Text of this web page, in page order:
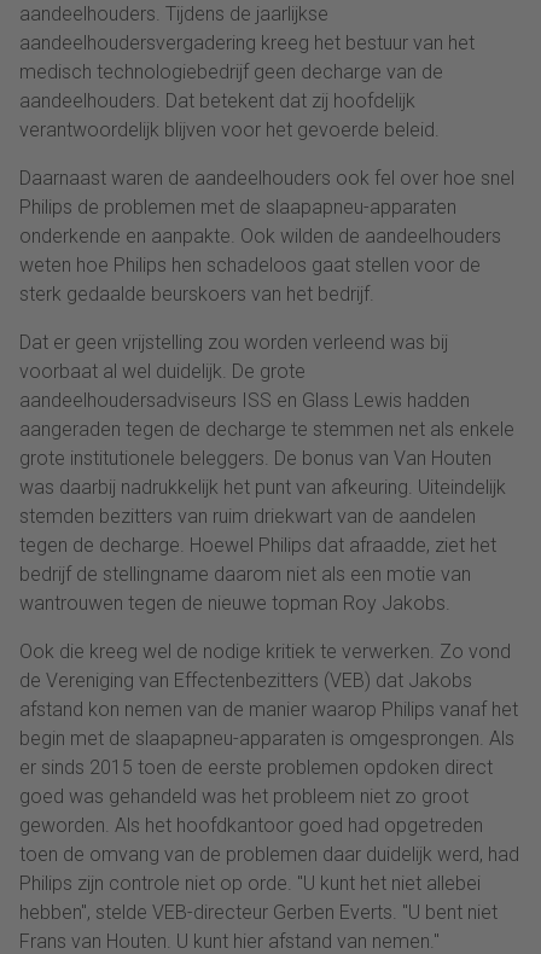
aandeelhouders. Tijdens de jaarlijkse
aandeelhoudersvergadering kreeg het bestuur van het
medisch technologiebedrijf geen decharge van de
aandeelhouders. Dat betekent dat zij hoofdelijk
verantwoordelijk blijven voor het gevoerde beleid.
Daarnaast waren de aandeelhouders ook fel over hoe snel
Philips de problemen met de slaapapneu-apparaten
onderkende en aanpakte. Ook wilden de aandeelhouders
weten hoe Philips hen schadeloos gaat stellen voor de
sterk gedaalde beurskoers van het bedrijf.
Dat er geen vrijstelling zou worden verleend was bij
voorbaat al wel duidelijk. De grote
aandeelhoudersadviseurs ISS en Glass Lewis hadden
aangeraden tegen de decharge te stemmen net als enkele
grote institutionele beleggers. De bonus van Van Houten
was daarbij nadrukkelijk het punt van afkeuring. Uiteindelijk
stemden bezitters van ruim driekwart van de aandelen
tegen de decharge. Hoewel Philips dat afraadde, ziet het
bedrijf de stellingname daarom niet als een motie van
wantrouwen tegen de nieuwe topman Roy Jakobs.
Ook die kreeg wel de nodige kritiek te verwerken. Zo vond
de Vereniging van Effectenbezitters (VEB) dat Jakobs
afstand kon nemen van de manier waarop Philips vanaf het
begin met de slaapapneu-apparaten is omgesprongen. Als
er sinds 2015 toen de eerste problemen opdoken direct
goed was gehandeld was het probleem niet zo groot
geworden. Als het hoofdkantoor goed had opgetreden
toen de omvang van de problemen daar duidelijk werd, had
Philips zijn controle niet op orde. "U kunt het niet allebei
hebben", stelde VEB-directeur Gerben Everts. "U bent niet
Frans van Houten. U kunt hier afstand van nemen."